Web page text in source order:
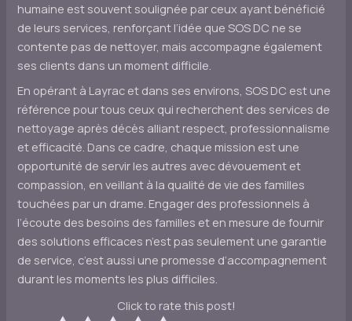
humaine est souvent soulignée par ceux ayant bénéficié
de leurs services, renforçant l’idée que SOS DC ne se
contente pas de nettoyer, mais accompagne également
ses clients dans un moment difficile.
En opérant à Layrac et dans ses environs, SOS DC est une
référence pour tous ceux qui recherchent des services de
nettoyage après décès alliant respect, professionnalisme
et efficacité. Dans ce cadre, chaque mission est une
opportunité de servir les autres avec dévouement et
compassion, en veillant à la qualité de vie des familles
touchées par un drame. Engager des professionnels à
l’écoute des besoins des familles et en mesure de fournir
des solutions efficaces n’est pas seulement une garantie
de service, c’est aussi une promesse d’accompagnement
durant les moments les plus difficiles.
Click to rate this post!